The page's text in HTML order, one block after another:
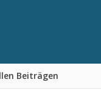
Beiträgen